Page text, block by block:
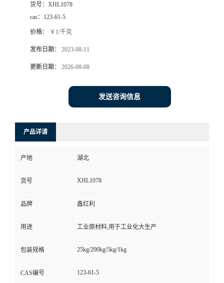
货号： XHL1078
cas： 123-61-5
价格： ￥1/千克
发布日期： 2023-08-11
更新日期： 2026-08-08
发送咨询信息
产品详请
产地 湖北
货号 XHL1078
品牌 鑫红利
用途 工业原材料,用于工业化大生产
包装规格 25kg/200kg/5kg/1kg
CAS编号 123-61-5